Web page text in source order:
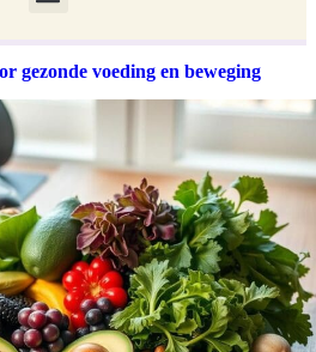
gezonde voeding en beweging